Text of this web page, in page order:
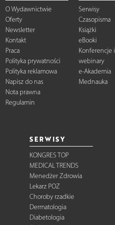
O Wydawnictwie
Oferty
Newsletter
Kontakt
Praca
Polityka prywatności
Polityka reklamowa
Napisz do nas
Nota prawna
Regulamin
Serwisy
Czasopisma
Książki
eBooki
Konferencje i
webinary
e-Akademia
Mednauka
SERWISY
KONGRES TOP
MEDICAL TRENDS
Menedżer Zdrowia
Lekarz POZ
Choroby rzadkie
Dermatologia
Diabetologia